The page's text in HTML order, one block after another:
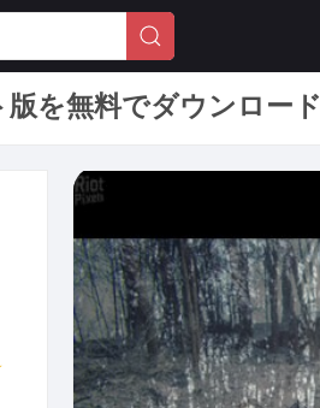
を無料でダウンロード